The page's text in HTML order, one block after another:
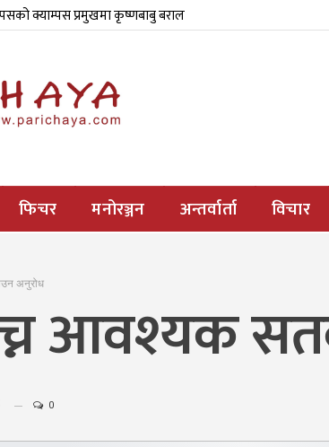
क्याम्पस प्रमुखमा कृष्णबाबु बराल
फिचर मनोरञ्जन अन्तर्वार्ता विचार
अनुरोध
आवश्यक
0